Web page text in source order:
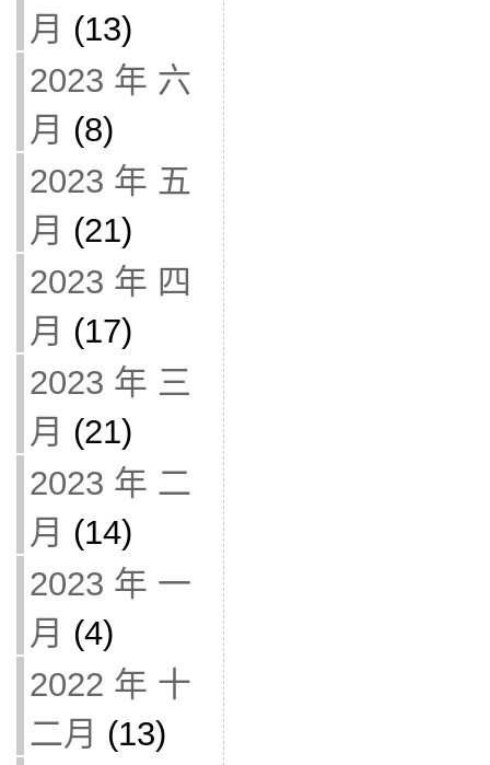
月 (13)
2023 年 六
月 (8)
2023 年 五
月 (21)
2023 年 四
月 (17)
2023 年 三
月 (21)
2023 年 二
月 (14)
2023 年 一
月 (4)
2022 年 十
二月 (13)